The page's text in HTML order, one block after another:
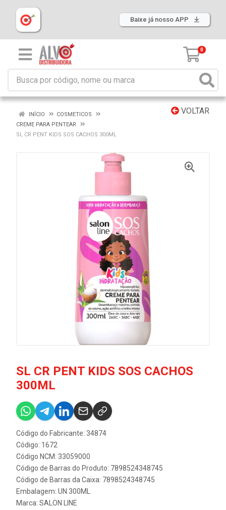
Baixe já nosso APP
0
VOLTAR
INÍCIO
COSMETICOS
CREME PARA PENTEAR
SL CR PENT KIDS SOS CACHOS 300ML
SL CR PENT KIDS SOS CACHOS
300ML
Código do Fabricante: 34874
Código: 1672
Código NCM: 33059000
Código de Barras do Produto: 7898524348745
Código de Barras da Caixa: 7898524348745
Embalagem: UN 300ML
Marca: SALON LINE